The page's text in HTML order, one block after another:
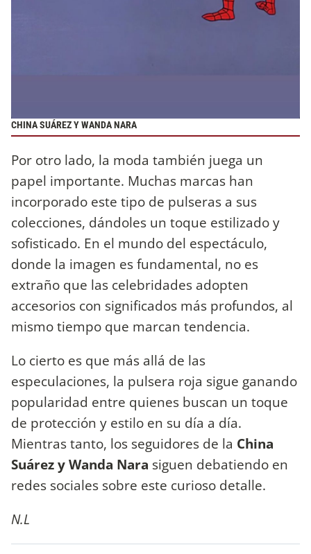
CHINA SUÁREZ Y WANDA NARA
Por otro lado, la moda también juega un
papel importante. Muchas marcas han
incorporado este tipo de pulseras a sus
colecciones, dándoles un toque estilizado y
sofisticado. En el mundo del espectáculo,
donde la imagen es fundamental, no es
extraño que las celebridades adopten
accesorios con significados más profundos, al
mismo tiempo que marcan tendencia.
Lo cierto es que más allá de las
especulaciones, la pulsera roja sigue ganando
popularidad entre quienes buscan un toque
de protección y estilo en su día a día.
Mientras tanto, los seguidores de la China
Suárez y Wanda Nara siguen debatiendo en
redes sociales sobre este curioso detalle.
N.L